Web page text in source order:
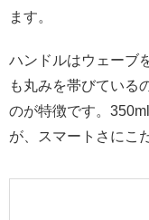
ます。
ハンドルはウェーブ
も丸みを帯びている
のが特徴です。
が、スマートさにこ